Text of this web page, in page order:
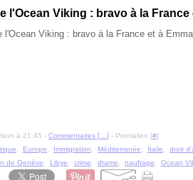
l'Ocean Viking : bravo à la
à 21:45 - Commentaires [ ] - Permalien [#]
Europe Immigration Méditerranée Italie droit
de Genève Libye crime drame naufrage Ocean